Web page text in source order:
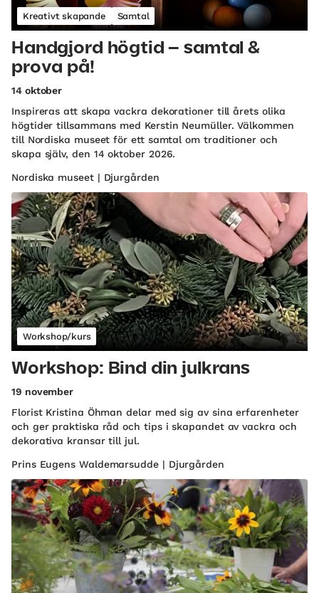
Kreativt skapande Samtal
Handgjord högtid – samtal &
prova på!
14 oktober
Inspireras att skapa vackra dekorationer till årets olika
högtider tillsammans med Kerstin Neumüller. Välkommen
till Nordiska museet för ett samtal om traditioner och
skapa själv, den 14 oktober 2026.
Nordiska museet | Djurgården
Workshop/kurs
Workshop: Bind din julkrans
19 november
Florist Kristina Öhman delar med sig av sina erfarenheter
och ger praktiska råd och tips i skapandet av vackra och
dekorativa kransar till jul.
Prins Eugens Waldemarsudde | Djurgården